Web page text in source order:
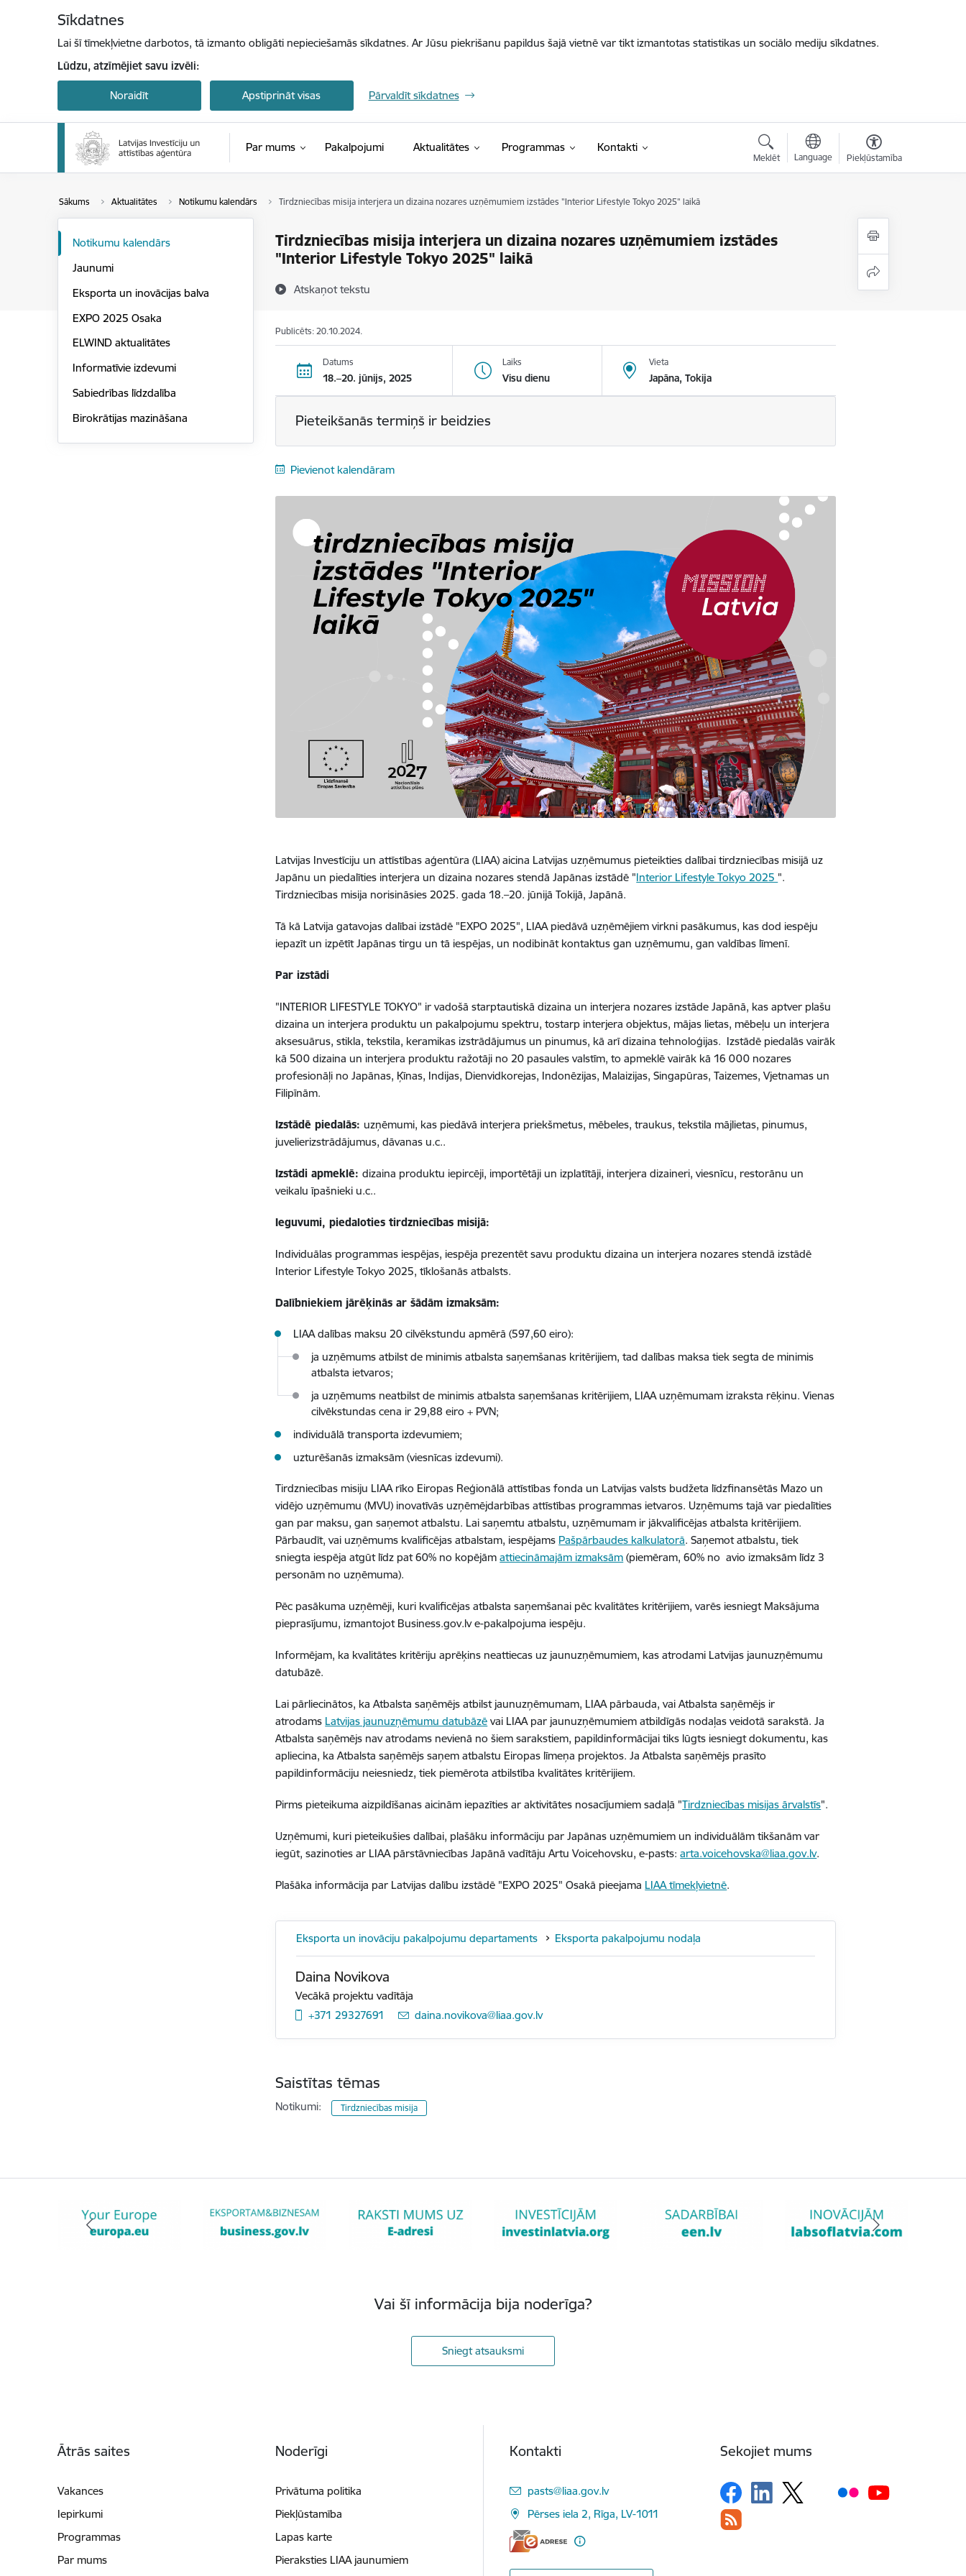
Sīkdatnes
Lai šī tīmekļvietne darbotos, tā izmanto obligāti nepieciešamās sīkdatnes. Ar Jūsu piekrišanu papildus šajā vietnē var tikt izmantotas statistikas un sociālo mediju sīkdatnes.
Lūdzu, atzīmējiet savu izvēli:
Noraidīt Apstiprināt visas Pārvaldīt sīkdatnes
Par mums Pakalpojumi Aktualitātes Programmas Kontakti
Meklēt Language Piekļūstamība
Sākums Aktualitātes Notikumu kalendārs Tirdzniecības misija interjera un dizaina nozares uzņēmumiem izstādes "Interior Lifestyle Tokyo 2025" laikā
Tirdzniecības misija interjera un dizaina nozares uzņēmumiem izstādes
"Interior Lifestyle Tokyo 2025" laikā
Atskaņot tekstu
Notikumu kalendārs
Jaunumi
Eksporta un inovācijas balva
EXPO 2025 Osaka
ELWIND aktualitātes
Informatīvie izdevumi
Sabiedrības līdzdalība
Birokrātijas mazināšana
Publicēts: 20.10.2024.
Datums
18.–20. jūnijs, 2025
Laiks
Visu dienu
Vieta
Japāna, Tokija
Pieteikšanās termiņš ir beidzies
Pievienot kalendāram
Latvijas Investīciju un attīstības aģentūra (LIAA) aicina Latvijas uzņēmumus pieteikties dalībai tirdzniecības misijā uz
Japānu un piedalīties interjera un dizaina nozares stendā Japānas izstādē "Interior Lifestyle Tokyo 2025 ".
Tirdzniecības misija norisināsies 2025. gada 18.–20. jūnijā Tokijā, Japānā.
Tā kā Latvija gatavojas dalībai izstādē "EXPO 2025", LIAA piedāvā uzņēmējiem virkni pasākumus, kas dod iespēju
iepazīt un izpētīt Japānas tirgu un tā iespējas, un nodibināt kontaktus gan uzņēmumu, gan valdības līmenī.
Par izstādi
"INTERIOR LIFESTYLE TOKYO" ir vadošā starptautiskā dizaina un interjera nozares izstāde Japānā, kas aptver plašu
dizaina un interjera produktu un pakalpojumu spektru, tostarp interjera objektus, mājas lietas, mēbeļu un interjera
aksesuārus, stikla, tekstila, keramikas izstrādājumus un pinumus, kā arī dizaina tehnoloģijas. Izstādē piedalās vairāk
kā 500 dizaina un interjera produktu ražotāji no 20 pasaules valstīm, to apmeklē vairāk kā 16 000 nozares
profesionāļi no Japānas, Ķīnas, Indijas, Dienvidkorejas, Indonēzijas, Malaizijas, Singapūras, Taizemes, Vjetnamas un
Filipīnām.
Izstādē piedalās: uzņēmumi, kas piedāvā interjera priekšmetus, mēbeles, traukus, tekstila mājlietas, pinumus,
juvelierizstrādājumus, dāvanas u.c..
Izstādi apmeklē:dizaina produktu iepircēji, importētāji un izplatītāji, interjera dizaineri, viesnīcu, restorānu un
veikalu īpašnieki u.c..
Ieguvumi, piedaloties tirdzniecības misijā:
Individuālas programmas iespējas, iespēja prezentēt savu produktu dizaina un interjera nozares stendā izstādē
Interior Lifestyle Tokyo 2025, tīklošanās atbalsts.
Dalībniekiem jārēķinās ar šādām izmaksām:
LIAA dalības maksu 20 cilvēkstundu apmērā (597,60 eiro):
ja uzņēmums atbilst de minimis atbalsta saņemšanas kritērijiem, tad dalības maksa tiek segta de minimis
atbalsta ietvaros;
ja uzņēmums neatbilst de minimis atbalsta saņemšanas kritērijiem, LIAA uzņēmumam izraksta rēķinu. Vienas
cilvēkstundas cena ir 29,88 eiro + PVN;
individuālā transporta izdevumiem;
uzturēšanās izmaksām (viesnīcas izdevumi).
Tirdzniecības misiju LIAA rīko Eiropas Reģionālā attīstības fonda un Latvijas valsts budžeta līdzfinansētās Mazo un
vidējo uzņēmumu (MVU) inovatīvās uzņēmējdarbības attīstības programmas ietvaros. Uzņēmums tajā var piedalīties
gan par maksu, gan saņemot atbalstu. Lai saņemtu atbalstu, uzņēmumam ir jākvalificējas atbalsta kritērijiem.
Pārbaudīt, vai uzņēmums kvalificējas atbalstam, iespējams Pašpārbaudes kalkulatorā. Saņemot atbalstu, tiek
sniegta iespēja atgūt līdz pat 60% no kopējāmattiecināmajām izmaksām (piemēram, 60% no avio izmaksām līdz 3
personām no uzņēmuma).
Pēc pasākuma uzņēmēji, kuri kvalificējas atbalsta saņemšanai pēc kvalitātes kritērijiem, varēs iesniegt Maksājuma
pieprasījumu, izmantojot Business.gov.lv e-pakalpojuma iespēju.
Informējam, ka kvalitātes kritēriju aprēķins neattiecas uz jaunuzņēmumiem, kas atrodami Latvijas jaunuzņēmumu
datubāzē.
Lai pārliecinātos, ka Atbalsta saņēmējs atbilst jaunuzņēmumam, LIAA pārbauda, vai Atbalsta saņēmējs ir
atrodams Latvijas jaunuzņēmumu datubāzē vai LIAA par jaunuzņēmumiem atbildīgās nodaļas veidotā sarakstā. Ja
Atbalsta saņēmējs nav atrodams nevienā no šiem sarakstiem, papildinformācijai tiks lūgts iesniegt dokumentu, kas
apliecina, ka Atbalsta saņēmējs saņem atbalstu Eiropas līmeņa projektos. Ja Atbalsta saņēmējs prasīto
papildinformāciju neiesniedz, tiek piemērota atbilstība kvalitātes kritērijiem.
Pirms pieteikuma aizpildīšanas aicinām iepazīties ar aktivitātes nosacījumiem sadaļā "Tirdzniecības misijas ārvalstīs".
Uzņēmumi, kuri pieteikušies dalībai, plašāku informāciju par Japānas uzņēmumiem un individuālām tikšanām var
iegūt, sazinoties ar LIAA pārstāvniecības Japānā vadītāju Artu Voicehovsku, e-pasts:arta.voicehovska@liaa.gov.lv.
Plašāka informācija par Latvijas dalību izstādē "EXPO 2025" Osakā pieejama LIAA tīmekļvietnē.
Eksporta un inovāciju pakalpojumu departaments Eksporta pakalpojumu nodaļa
Daina Novikova
Vecākā projektu vadītāja
+371 29327691
E-pasts:
daina.novikova@liaa.gov.lv
Saistītas tēmas
Notikumi: Tirdzniecības misija
Vai šī informācija bija noderīga?
Sniegt atsauksmi
Ātrās saites
Vakances
Iepirkumi
Programmas
Par mums
Noderīgi
Privātuma politika
Piekļūstamība
Lapas karte
Pieraksties LIAA jaunumiem
Kontakti
E-pasts:
pasts@liaa.gov.lv
Pērses iela 2, Rīga, LV-1011
Sekojiet mums